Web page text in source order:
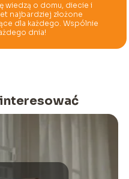
wiedzą o domu, diecie i
najbardziej złożone
dla każdego. Wspólnie
dnia!